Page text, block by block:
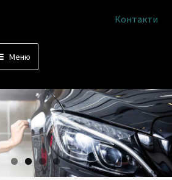
Контакти
Меню
Выездная автомойка
Химчистка салона
Подетальная химчистка